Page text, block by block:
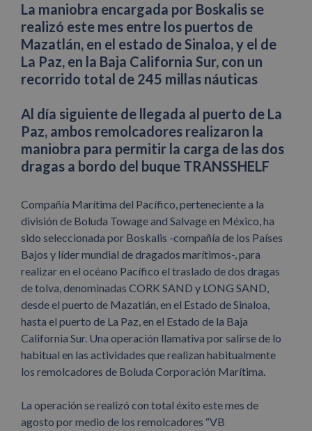
La maniobra encargada por Boskalis se
realizó este mes entre los puertos de
Mazatlán, en el estado de Sinaloa, y el de
La Paz, en la Baja California Sur, con un
recorrido total de 245 millas náuticas
Al día siguiente de llegada al puerto de La
Paz, ambos remolcadores realizaron la
maniobra para permitir la carga de las dos
dragas a bordo del buque TRANSSHELF
Compañía Marítima del Pacífico, perteneciente a la
división de Boluda Towage and Salvage en México, ha
sido seleccionada por Boskalis -compañía de los Países
Bajos y líder mundial de dragados marítimos-, para
realizar en el océano Pacífico el traslado de dos dragas
de tolva, denominadas CORK SAND y LONG SAND,
desde el puerto de Mazatlán, en el Estado de Sinaloa,
hasta el puerto de La Paz, en el Estado de la Baja
California Sur. Una operación llamativa por salirse de lo
habitual en las actividades que realizan habitualmente
los remolcadores de Boluda Corporación Marítima.
La operación se realizó con total éxito este mes de
agosto por medio de los remolcadores “VB